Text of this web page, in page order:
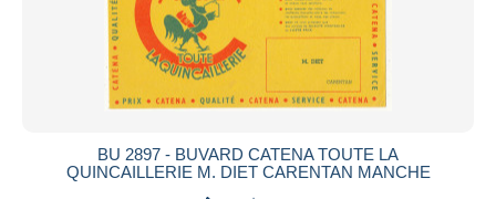
BU 2897 - BUVARD CATENA TOUTE LA
QUINCAILLERIE M. DIET CARENTAN MANCHE